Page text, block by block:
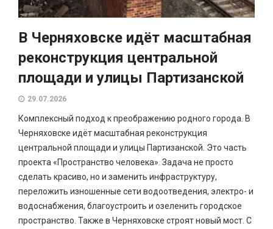
В Черняховске идёт масштабная
реконструкция центральной
площади и улицы Партизанской
29.07.2026
Комплексный подход к преображению родного города. В
Черняховске идёт масштабная реконструкция
центральной площади и улицы Партизанской. Это часть
проекта «Пространство человека». Задача не просто
сделать красиво, но и заменить инфраструктуру,
переложить изношенные сети водоотведения, электро- и
водоснабжения, благоустроить и озеленить городское
пространство. Также в Черняховске строят новый мост. С